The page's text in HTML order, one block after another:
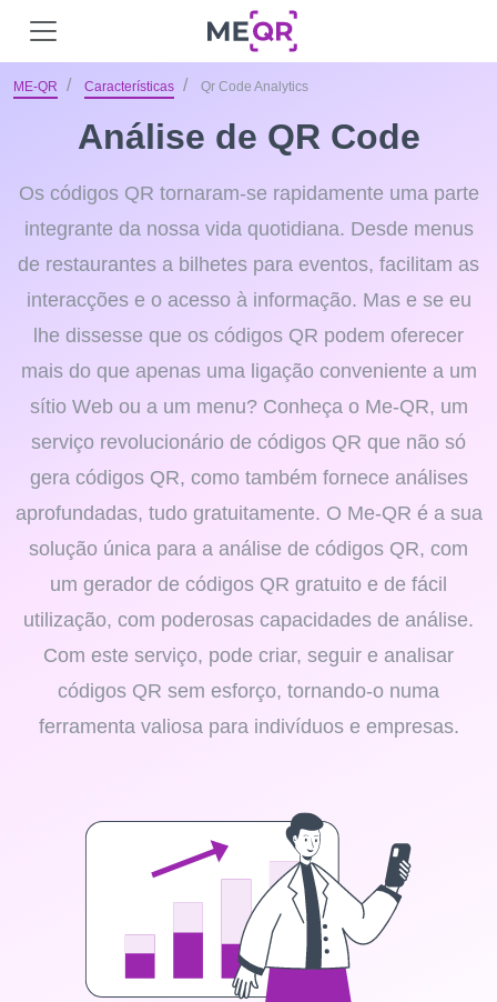
ME-QR Características Qr Code Analytics
Análise de QR Code
Os códigos QR tornaram-se rapidamente uma parte
integrante da nossa vida quotidiana. Desde menus
de restaurantes a bilhetes para eventos, facilitam as
interacções e o acesso à informação. Mas e se eu
lhe dissesse que os códigos QR podem oferecer
mais do que apenas uma ligação conveniente a um
sítio Web ou a um menu? Conheça o Me-QR, um
serviço revolucionário de códigos QR que não só
gera códigos QR, como também fornece análises
aprofundadas, tudo gratuitamente. O Me-QR é a sua
solução única para a análise de códigos QR, com
um gerador de códigos QR gratuito e de fácil
utilização, com poderosas capacidades de análise.
Com este serviço, pode criar, seguir e analisar
códigos QR sem esforço, tornando-o numa
ferramenta valiosa para indivíduos e empresas.